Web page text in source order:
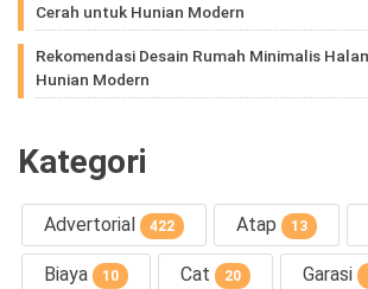
Cerah untuk Hunian Modern
Rekomendasi Desain Rumah Minimalis
Hunian Modern
Kategori
Advertorial 422 Atap 13
Biaya 10 Cat 20 Garasi